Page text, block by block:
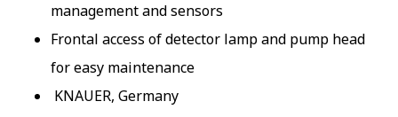
management and sensors
Frontal access of detector lamp and pump head
for easy maintenance
KNAUER, Germany